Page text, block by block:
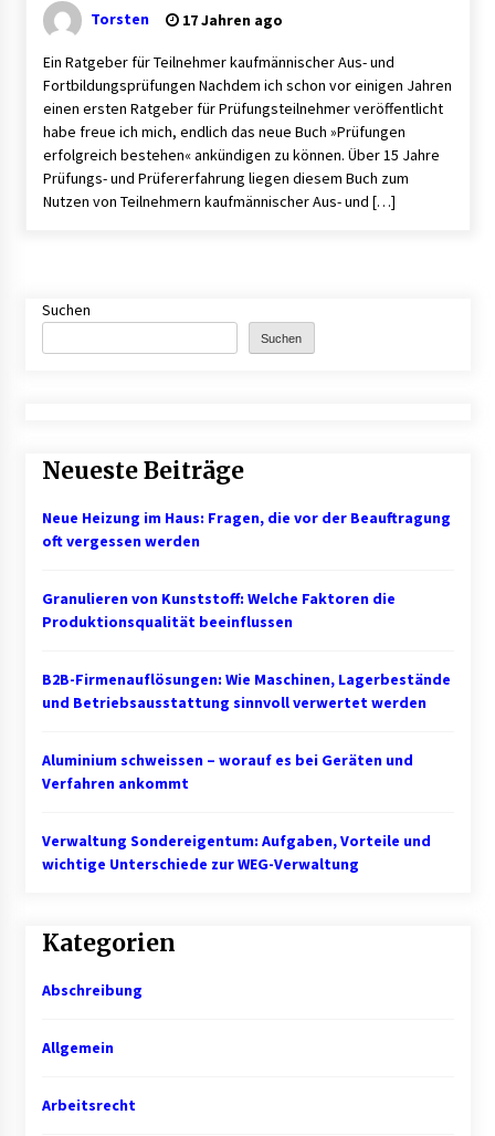
Finde dein perfektes Namensschild » für deine
3 Monaten ago
Kündigungsschutzklage: Was Arbeitnehmer
nach einer Kündigung wissen sollten
5 Monaten ago
Torsten 17 Jahren ago
Ein Ratgeber für Teilnehmer kaufmännischer Aus- und
Fortbildungsprüfungen Nachdem ich schon vor einigen Jahren
einen ersten Ratgeber für Prüfungsteilnehmer veröffentlicht
habe freue ich mich, endlich das neue Buch »Prüfungen
erfolgreich bestehen« ankündigen zu können. Über 15 Jahre
Prüfungs- und Prüfererfahrung liegen diesem Buch zum
Nutzen von Teilnehmern kaufmännischer Aus- und […]
Suchen
Suchen
Neueste Beiträge
Neue Heizung im Haus: Fragen, die vor der Beauftragung
oft vergessen werden
Granulieren von Kunststoff: Welche Faktoren die
Produktionsqualität beeinflussen
B2B-Firmenauflösungen: Wie Maschinen, Lagerbestände
und Betriebsausstattung sinnvoll verwertet werden
Aluminium schweissen – worauf es bei Geräten und
Verfahren ankommt
Verwaltung Sondereigentum: Aufgaben, Vorteile und
wichtige Unterschiede zur WEG-Verwaltung
Kategorien
Abschreibung
Allgemein
Arbeitsrecht